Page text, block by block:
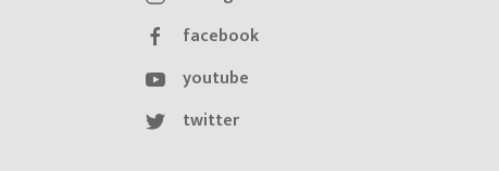
facebook
youtube
twitter